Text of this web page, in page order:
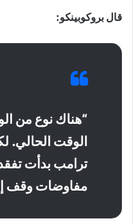
قال بروكوبينكو:
“هناك نوع من
الوقت الحالي.
ترامب بدأت
مفاوضات وقف